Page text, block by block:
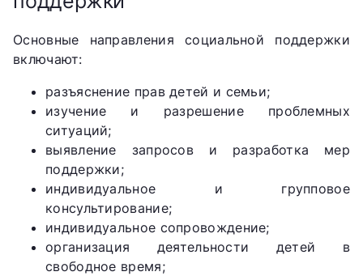
Основные направления социальной поддержки
включают:
разъяснение прав детей и семьи;
изучение и разрешение проблемных
ситуаций;
выявление запросов и разработка мер
поддержки;
индивидуальное и групповое
консультирование;
индивидуальное сопровождение;
организация деятельности детей в
свободное время;